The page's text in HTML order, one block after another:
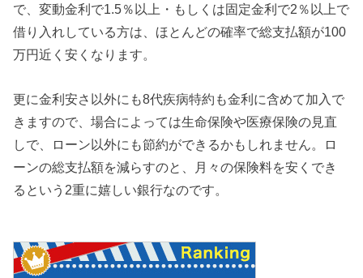
で、変動金利で1.5％以上・もしくは固定金利で2％以上で
借り入れしている方は、ほとんどの確率で総支払額が100
万円近く安くなります。
更に金利安さ以外にも8代疾病特約も金利に含めて加入で
きますので、場合によっては生命保険や医療保険の見直
しで、ローン以外にも節約ができるかもしれません。ロ
ーンの総支払額を減らすのと、月々の保険料を安くでき
るという2重に嬉しい銀行なのです。